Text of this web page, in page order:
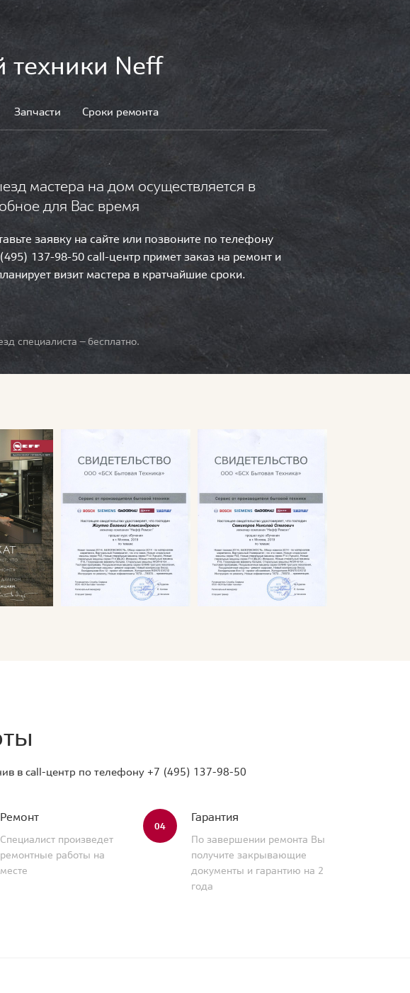
техники Neff
Запчасти Сроки ремонта
мастера на дом осуществляется в
для Вас время
заявку на сайте или позвоните по телефону
137-98-50 call-центр примет заказ на ремонт и
визит мастера в кратчайшие сроки.
специалиста — бесплатно.
в call-центр по телефону +7 (495) 137-98-50
Ремонт
Специалист произведет
ремонтные работы на
месте
04
Гарантия
По завершении ремонта Вы
получите закрывающие
документы и гарантию на 2
года